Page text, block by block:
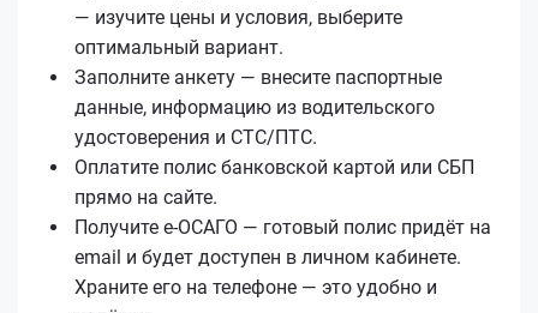
— изучите цены и условия, выберите
оптимальный вариант.
Заполните анкету — внесите паспортные
данные, информацию из водительского
удостоверения и СТС/ПТС.
Оплатите полис банковской картой или СБП
прямо на сайте.
Получите е‑ОСАГО — готовый полис придёт на
email и будет доступен в личном кабинете.
Храните его на телефоне — это удобно и